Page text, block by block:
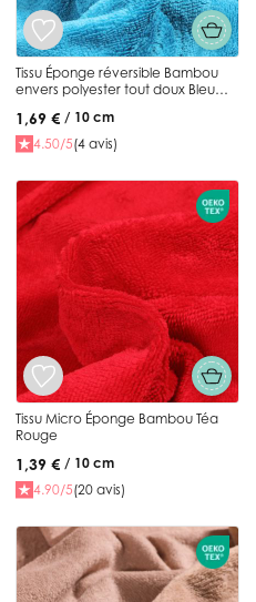
Tissu Éponge réversible Bambou
envers polyester tout doux Bleu
1,69 € / 10 cm
4.50/5(4 avis)
Tissu Micro Éponge Bambou Téa
Rouge
1,39 € / 10 cm
4.90/5(20 avis)